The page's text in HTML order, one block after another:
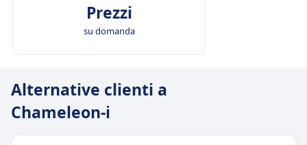
Prezzi
su domanda
Alternative clienti a
Chameleon-i